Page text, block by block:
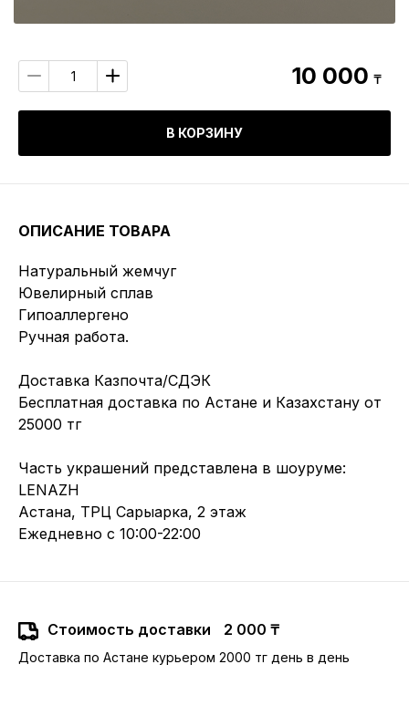
10 000 ₸
В КОРЗИНУ
ОПИСАНИЕ ТОВАРА
Натуральный жемчуг
Ювелирный сплав
Гипоаллергено
Ручная работа.
Доставка Казпочта/СДЭК
Бесплатная доставка по Астане и Казахстану от
25000 тг
Часть украшений представлена в шоуруме:
LENAZH
Астана, ТРЦ Сарыарка, 2 этаж
Ежедневно с 10:00-22:00
Стоимость доставки 2 000 ₸
Доставка по Астане курьером 2000 тг день в день